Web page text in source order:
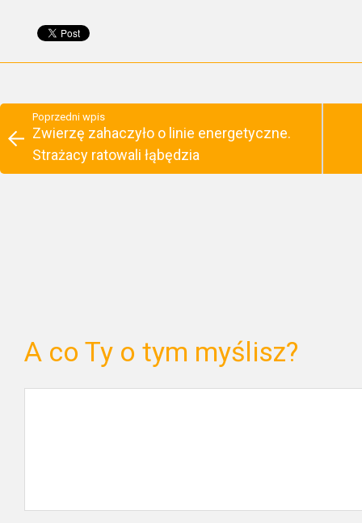
Poprzedni wpis
Zwierzę zahaczyło o linie energetyczne.
Strażacy ratowali łąbędzia
A co Ty o tym myślisz?